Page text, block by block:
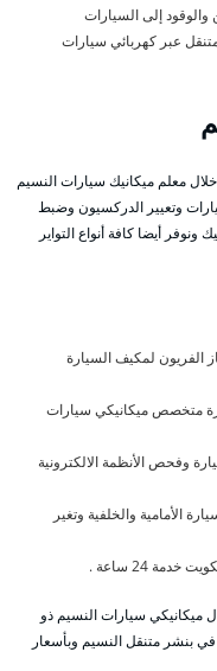
إلى السيارات
عبر كهربائي سيارات
معلم ميكانيك سيارات النسيم
وتعيير الدركسيون وضبط
ونوفر أيضا كافة أنواع التواير
الفريون لمكيف السيارة
متخصص ميكانيكي سيارات
وفحص الأنظمة الالكترونية
الأمامية والخلفية وتغير
24 ساعة .
ميكانيكي سيارات النسيم ذو
بنشر متنقل النسيم وبأسعار